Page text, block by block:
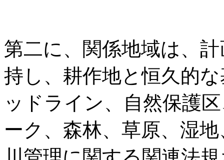
第二に、関係地域は、
持し、耕作地と恒久的
ッドライン、自然保護
ーク、森林、草原、湿